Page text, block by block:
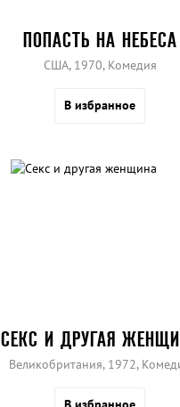
ПОПАСТЬ НА НЕБЕСА
США, 1970, Комедия
В избранное
СЕКС И ДРУГАЯ
Великобритания, 1972,